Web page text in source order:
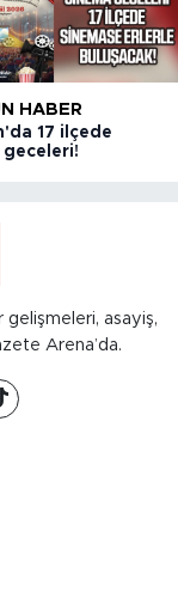
HABER
17 ilçede
geceleri!
gelişmeleri, asayiş,
Arena’da.